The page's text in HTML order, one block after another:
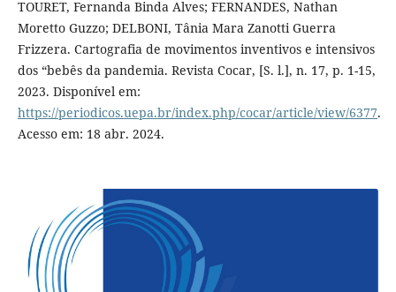
TOURET, Fernanda Binda Alves; FERNANDES, Nathan
Moretto Guzzo; DELBONI, Tânia Mara Zanotti Guerra
Frizzera. Cartografia de movimentos inventivos e intensivos
dos “bebês da pandemia. Revista Cocar, [S. l.], n. 17, p. 1-15,
2023. Disponível em:
https://periodicos.uepa.br/index.php/cocar/article/view/6377.
Acesso em: 18 abr. 2024.